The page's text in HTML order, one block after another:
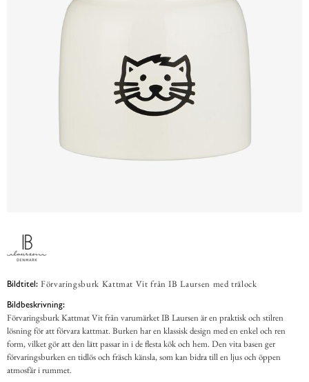
Bildtitel: Förvaringsburk Kattmat Vit från IB Laursen med trälock
Bildbeskrivning:
Förvaringsburk Kattmat Vit från varumärket IB Laursen är en praktisk och stilren
lösning för att förvara kattmat. Burken har en klassisk design med en enkel och ren
form, vilket gör att den lätt passar in i de flesta kök och hem. Den vita basen ger
förvaringsburken en tidlös och fräsch känsla, som kan bidra till en ljus och öppen
atmosfär i rummet.